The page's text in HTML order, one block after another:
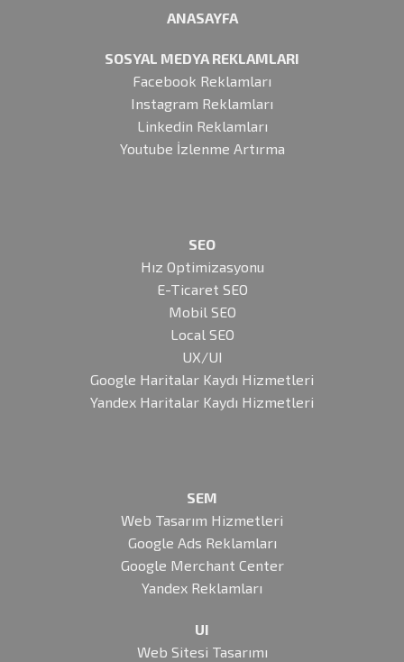
ANASAYFA
SOSYAL MEDYA REKLAMLARI
Facebook Reklamları
Instagram Reklamları
Linkedin Reklamları
Youtube İzlenme Artırma
SEO
Hız Optimizasyonu
E-Ticaret SEO
Mobil SEO
Local SEO
UX/UI
Google Haritalar Kaydı Hizmetleri
Yandex Haritalar Kaydı Hizmetleri
SEM
Web Tasarım Hizmetleri
Google Ads Reklamları
Google Merchant Center
Yandex Reklamları
UI
Web Sitesi Tasarımı